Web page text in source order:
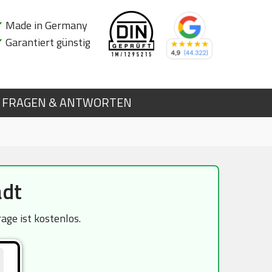
Made in Germany
Garantiert günstig
FRAGEN & ANTWORTEN
ist kostenlos.